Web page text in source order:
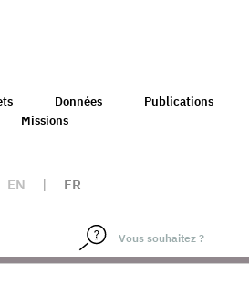
Données
Publications
Missions
EN | FR